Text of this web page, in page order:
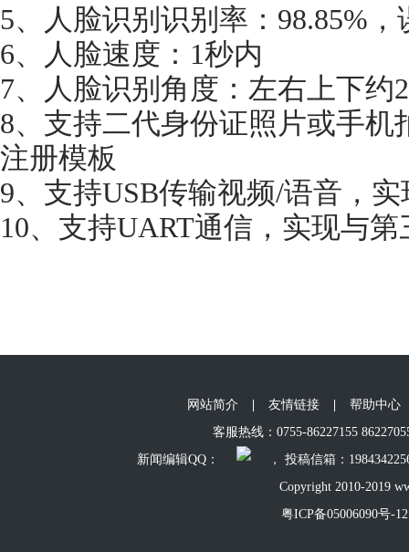
5、人脸识别识别率：98.85%，
6、人脸速度：1秒内
7、人脸识别角度：左右上下约
8、支持二代身份证照片或手
注册模板
9、支持USB传输视频/语音，
10、支持UART通信，实现与
网站简介 友情链接
帮助中心
客服热线：0755-86227155
新闻编辑QQ：
， 投稿信箱：
Copyright 2010-2019
粤ICP备05006090号-12